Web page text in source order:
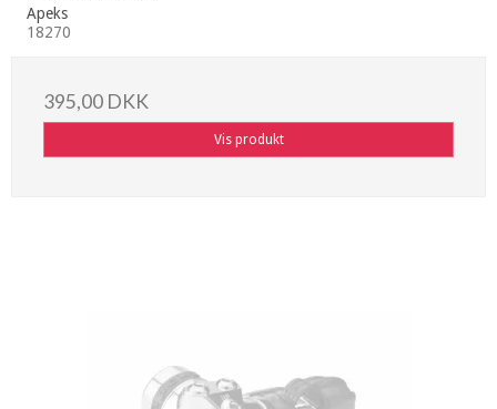
Apeks
18270
395,00 DKK
Vis produkt